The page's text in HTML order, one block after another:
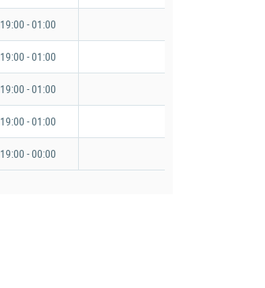
19:00 - 01:00
19:00 - 01:00
19:00 - 01:00
19:00 - 01:00
19:00 - 00:00